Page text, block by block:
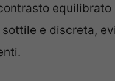
equilibrato
e discreta,